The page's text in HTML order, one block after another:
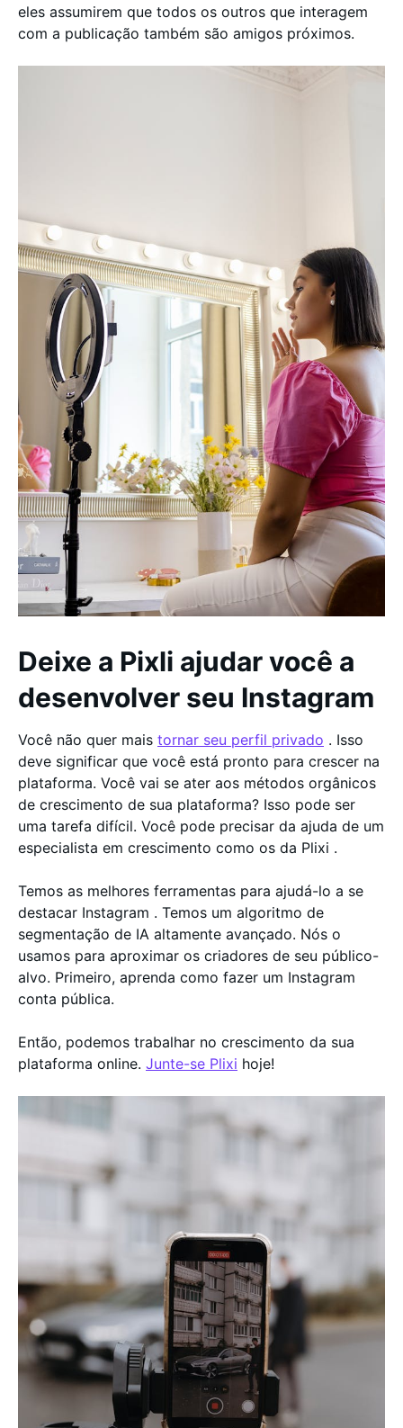
eles assumirem que todos os outros que interagem
com a publicação também são amigos próximos.
Deixe a Pixli ajudar você a
desenvolver seu Instagram
Você não quer mais tornar seu perfil privado . Isso
deve significar que você está pronto para crescer na
plataforma. Você vai se ater aos métodos orgânicos
de crescimento de sua plataforma? Isso pode ser
uma tarefa difícil. Você pode precisar da ajuda de um
especialista em crescimento como os da Plixi .
Temos as melhores ferramentas para ajudá-lo a se
destacar Instagram . Temos um algoritmo de
segmentação de IA altamente avançado. Nós o
usamos para aproximar os criadores de seu público-
alvo. Primeiro, aprenda como fazer um Instagram
conta pública.
Então, podemos trabalhar no crescimento da sua
plataforma online. Junte-se Plixi hoje!